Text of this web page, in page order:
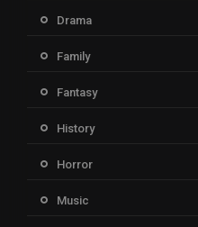
Drama
Family
Fantasy
History
Horror
Music